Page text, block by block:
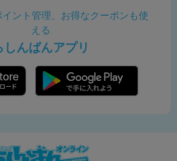
ント管理、お得なクーポンも使
える
しんばんアプリ